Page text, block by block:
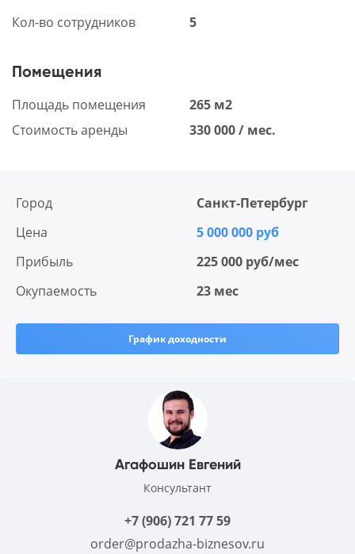
Кол-во сотрудников 5
Помещения
Площадь помещения
265 м2
Стоимость аренды
330 000 / мес.
Город
Санкт-Петербург
Цена
5 000 000 руб
Прибыль
225 000 руб/мес
Окупаемость
23 мес
График доходности
Агафошин Евгений
Консультант
+7 (906) 721 77 59
order@prodazha-biznesov.ru